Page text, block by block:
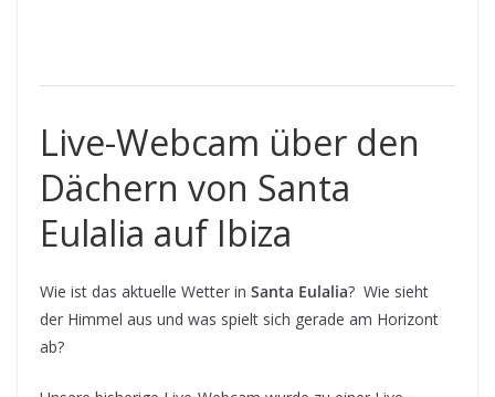
Live-Webcam über den
Dächern von Santa
Eulalia auf Ibiza
Wie ist das aktuelle Wetter in Santa Eulalia? Wie sieht
der Himmel aus und was spielt sich gerade am Horizont
ab?